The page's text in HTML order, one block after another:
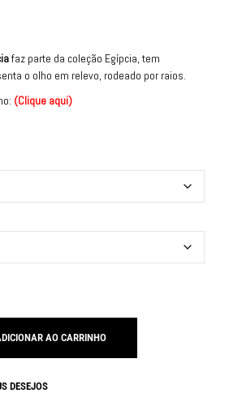
faz parte da coleção Egípcia, tem
o olho em relevo, rodeado por raios.
(Clique aqui)
AO CARRINHO
DESEJOS